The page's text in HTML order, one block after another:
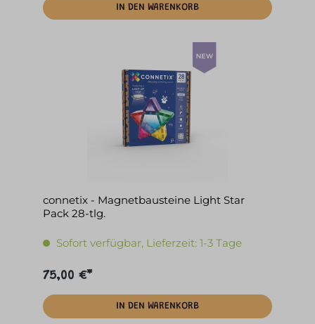
IN DEN WARENKORB
connetix - Magnetbausteine Light Star
Pack 28-tlg.
Sofort verfügbar, Lieferzeit: 1-3 Tage
75,00 €*
IN DEN WARENKORB